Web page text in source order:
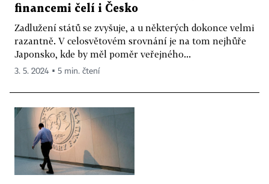
financemi čelí i Česko
Zadlužení států se zvyšuje, a u některých dokonce velmi
razantně. V celosvětovém srovnání je na tom nejhůře
Japonsko, kde by měl poměr veřejného...
3. 5. 2024 ▪ 5 min. čtení